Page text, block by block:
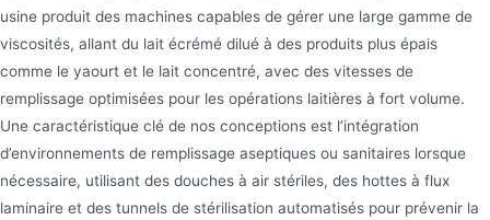
usine produit des machines capables de gérer une large gamme de
viscosités, allant du lait écrémé dilué à des produits plus épais
comme le yaourt et le lait concentré, avec des vitesses de
remplissage optimisées pour les opérations laitières à fort volume.
Une caractéristique clé de nos conceptions est l’intégration
d’environnements de remplissage aseptiques ou sanitaires lorsque
nécessaire, utilisant des douches à air stériles, des hottes à flux
laminaire et des tunnels de stérilisation automatisés pour prévenir la